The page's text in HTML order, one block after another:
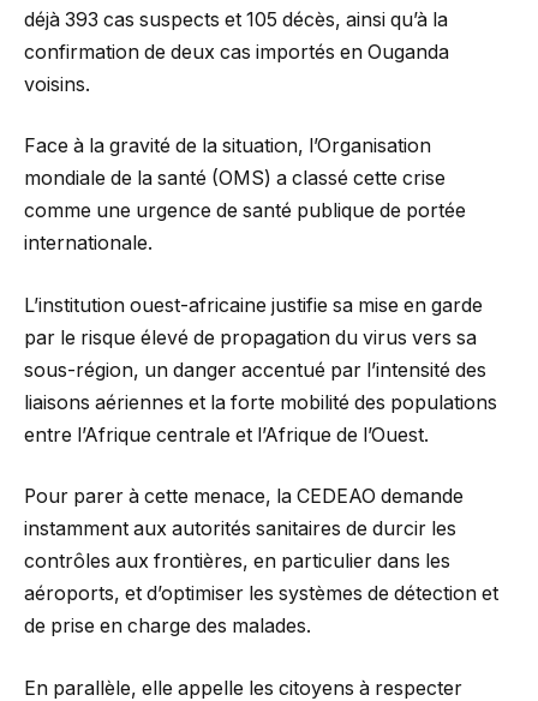
déjà 393 cas suspects et 105 décès, ainsi qu’à la
confirmation de deux cas importés en Ouganda
voisins.
Face à la gravité de la situation, l’Organisation
mondiale de la santé (OMS) a classé cette crise
comme une urgence de santé publique de portée
internationale.
L’institution ouest-africaine justifie sa mise en garde
par le risque élevé de propagation du virus vers sa
sous-région, un danger accentué par l’intensité des
liaisons aériennes et la forte mobilité des populations
entre l’Afrique centrale et l’Afrique de l’Ouest.
Pour parer à cette menace, la CEDEAO demande
instamment aux autorités sanitaires de durcir les
contrôles aux frontières, en particulier dans les
aéroports, et d’optimiser les systèmes de détection et
de prise en charge des malades.
En parallèle, elle appelle les citoyens à respecter